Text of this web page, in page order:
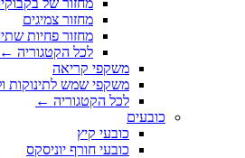
מחזור צמיגים
מחזור פחיות
לכל הקטגוריה ←
משקפי קריאה
משקפי שמש לתינוקות
לכל הקטגוריה ←
כובעים
כובעי קיץ
כובעי חורף יוניסקס